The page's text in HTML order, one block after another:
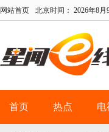
网站首页 北京时间： 2026年8月
首页 热点 电